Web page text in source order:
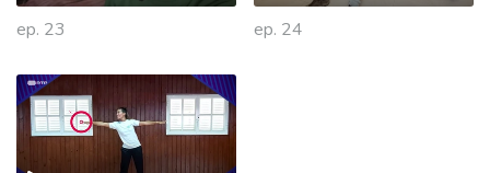
ep. 23 ep. 24
472651